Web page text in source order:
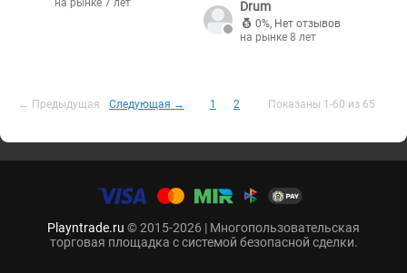
на рынке 7 лет
Drum
0%, Нет отзывов
на рынке 8 лет
← Предыдущая Следующая → 1 2 Показаны 1-60 из 65
Playntrade.ru © 2015-2026 | Многопользовательская
торговая площадка с системой безопасной сделки.